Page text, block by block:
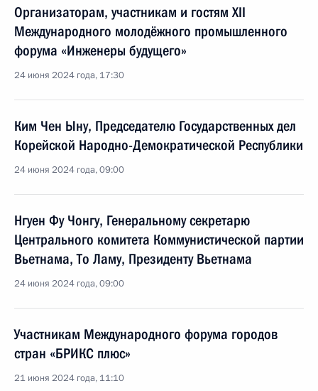
Организаторам, участникам и гостям XII
Международного молодёжного промышленного
форума «Инженеры будущего»
24 июня 2024 года, 17:30
Ким Чен Ыну, Председателю Государственных дел
Корейской Народно-Демократической Республики
24 июня 2024 года, 09:00
Нгуен Фу Чонгу, Генеральному секретарю
Центрального комитета Коммунистической партии
Вьетнама, То Ламу, Президенту Вьетнама
24 июня 2024 года, 09:00
Участникам Международного форума городов
стран «БРИКС плюс»
21 июня 2024 года, 11:10